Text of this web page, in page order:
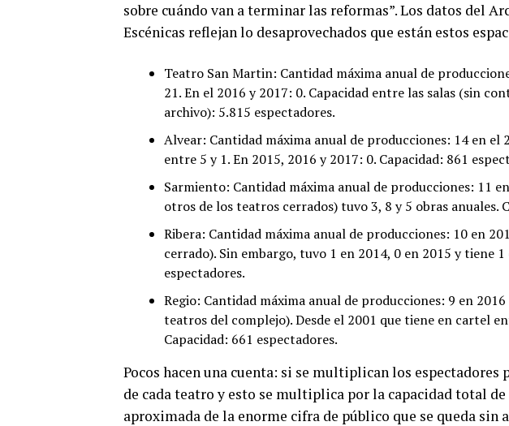
sobre cuándo van a terminar las reformas”. Los datos del
Escénicas reflejan lo desaprovechados que están estos
Teatro San Martin: Cantidad máxima anual de
21. En el 2016 y 2017: 0. Capacidad entre las salas (sin
archivo): 5.815 espectadores.
Alvear: Cantidad máxima anual de producciones: 14 en el
entre 5 y 1. En 2015, 2016 y 2017: 0. Capacidad: 861
Sarmiento: Cantidad máxima anual de producciones: 11
otros de los teatros cerrados) tuvo 3, 8 y 5 obras anuales.
Ribera: Cantidad máxima anual de producciones: 10 en
cerrado). Sin embargo, tuvo 1 en 2014, 0 en 2015 y tiene
espectadores.
Regio: Cantidad máxima anual de producciones: 9 en
teatros del complejo). Desde el 2001 que tiene en cartel
Capacidad: 661 espectadores.
Pocos hacen una cuenta: si se multiplican los espectadores
de cada teatro y esto se multiplica por la capacidad total de
aproximada de la enorme cifra de público que se queda sin